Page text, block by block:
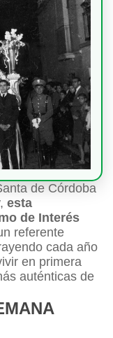
de Córdoba
esta
de Interés
referente
cada año
en primera
auténticas de